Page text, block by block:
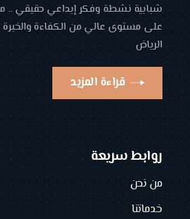
شبابية نشطة وفكر إبداعي حقيقي ..
على مستوى عالي من الكفاءة والخبرة
الرياض
قراءة المزيد
روابط سريعة
من نحن
خدماتنا